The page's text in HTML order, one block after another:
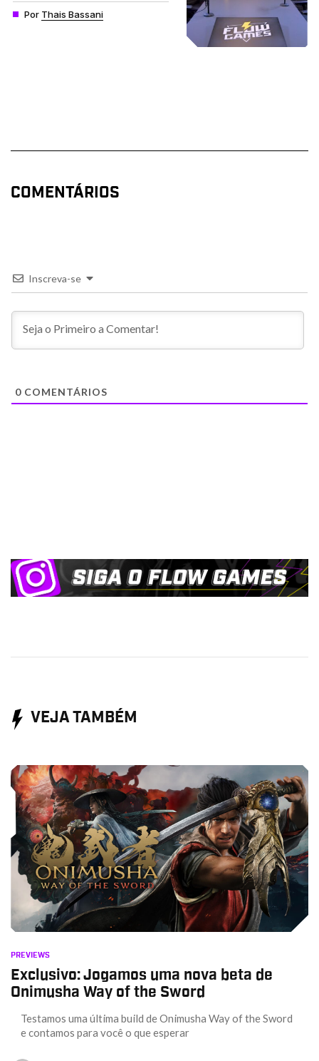
Por Thais Bassani
COMENTÁRIOS
Inscreva-se
0 COMENTÁRIOS
VEJA TAMBÉM
PREVIEWS
Exclusivo: Jogamos uma nova beta de
Onimusha Way of the Sword
Testamos uma última build de Onimusha Way of the Sword
e contamos para você o que esperar